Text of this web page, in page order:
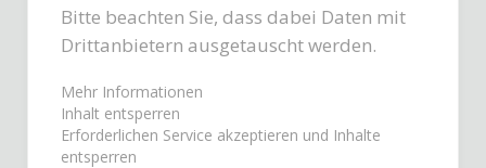
Bitte beachten Sie, dass dabei Daten mit
Drittanbietern ausgetauscht werden.
Mehr Informationen
Inhalt entsperren
Erforderlichen Service akzeptieren und Inhalte
entsperren